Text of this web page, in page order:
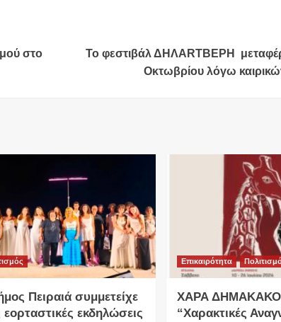
στο
Το φεστιβάλ ΔΗΛΑRTΒΕΡΗ
Οκτωβρίου λόγω
Πειραιά συμμετείχε
εορταστικές εκδηλώσεις
Επικαιρότητα
ΧΑΡΑ
“Χαρακτικές